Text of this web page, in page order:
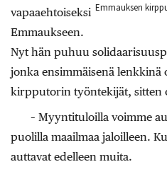
Emmauksen
vapaaehtoiseksi
Emmaukseen.
Nyt hän puhuu
jonka ensimmäisenä lenkkinä
kirpputorin työntekijät, sitten
– Myyntituloilla voimme
puolilla maailmaa jaloilleen.
auttavat edelleen muita.